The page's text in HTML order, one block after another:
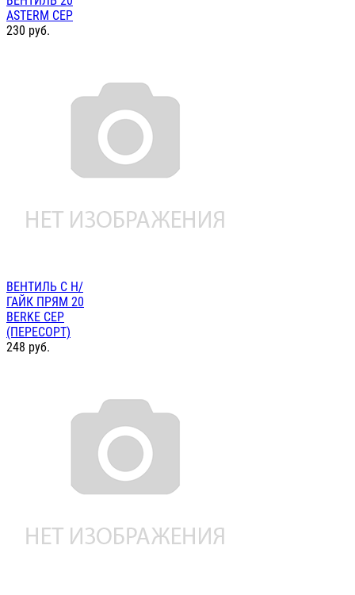
ASTERM СЕР
230 руб.
ВЕНТИЛЬ С Н/
ГАЙК ПРЯМ 20
BERKE СЕР
(ПЕРЕСОРТ)
248 руб.